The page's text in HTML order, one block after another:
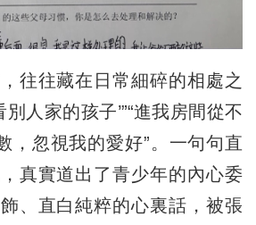
往藏在日常細碎的相處之
別人家的孩子’”“進我房間從不
，忽視我的愛好”。一句句直
真實道出了青少年的內心委
、直白純粹的心裏話，被張